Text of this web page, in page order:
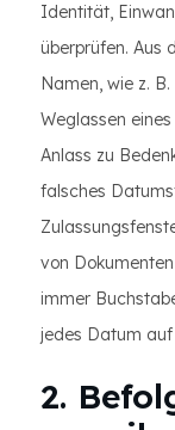
Identität,
überprüfen. Aus
Namen, wie z.
Weglassen
Anlass zu
falsches
von
immer
jedes Datum
2.